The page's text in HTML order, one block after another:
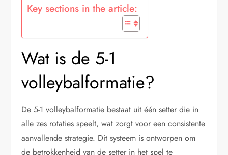
Key sections in the article:
Wat is de 5-1
volleybalformatie?
De 5-1 volleybalformatie bestaat uit één setter die in
alle zes rotaties speelt, wat zorgt voor een consistente
aanvallende strategie. Dit systeem is ontworpen om
de betrokkenheid van de setter in het spel te